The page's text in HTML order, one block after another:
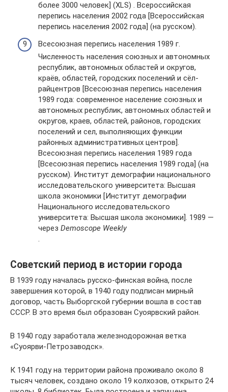
более 3000 человек] (XLS) . Всероссийская
перепись населения 2002 года [Всероссийская
перепись населения 2002 года] (на русском).
Всесоюзная перепись населения 1989 г.
Численность населения союзных и автономных
республик, автономных областей и округов,
краёв, областей, городских поселений и сёл-
райцентров [Всесоюзная перепись населения
1989 года: современное население союзных и
автономных республик, автономных областей и
округов, краев, областей, районов, городских
поселений и сел, выполняющих функции
районных административных центров].
Всесоюзная перепись населения 1989 года
[Всесоюзная перепись населения 1989 года] (на
русском). Институт демографии национального
исследовательского университета: Высшая
школа экономики [Институт демографии
Национального исследовательского
университета: Высшая школа экономики]. 1989 —
через Demoscope Weekly
.
Советский период в истории города
В 1939 году началась русско-финская война, после
завершения которой, в 1940 году подписан мирный
договор, часть Выборгской губернии вошла в состав
СССР. В это время был образован Суоярвский район.
В 1940 году заработала железнодорожная ветка
«Суоярви-Петрозаводск».
К 1941 году на территории района проживало около 8
тысяч человек, создано около 19 колхозов, открыто 24